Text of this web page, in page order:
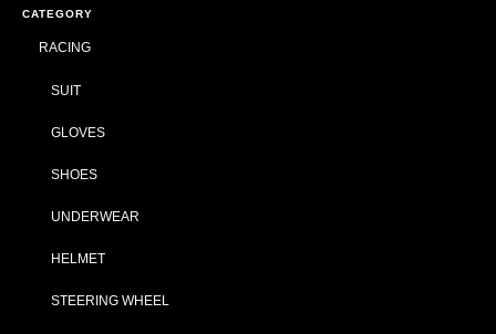
CATEGORY
RACING
SUIT
GLOVES
SHOES
UNDERWEAR
HELMET
STEERING WHEEL